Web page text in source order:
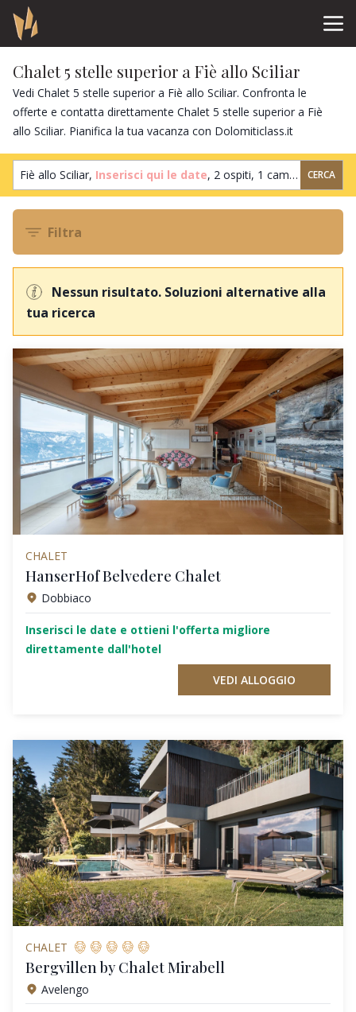
Chalet 5 stelle superior a Fiè allo Sciliar
Vedi Chalet 5 stelle superior a Fiè allo Sciliar. Confronta le
offerte e contatta direttamente Chalet 5 stelle superior a Fiè
allo Sciliar. Pianifica la tua vacanza con Dolomiticlass.it
Fiè allo Sciliar, Inserisci qui le date, 2 ospiti, 1 camera CERCA
Filtra
Nessun risultato. Soluzioni alternative alla
tua ricerca
CHALET
HanserHof Belvedere Chalet
Dobbiaco
Inserisci le date e ottieni l'offerta migliore
direttamente dall'hotel
VEDI ALLOGGIO
CHALET
Bergvillen by Chalet Mirabell
Avelengo